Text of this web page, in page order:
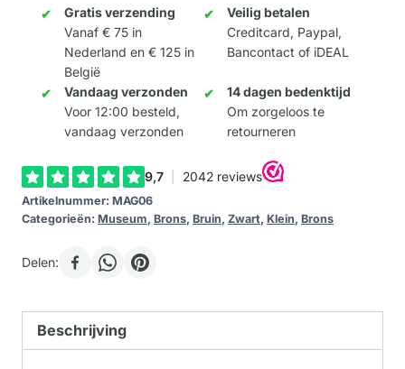
Folie
Grandeurs”
aantal
Gratis verzending
Vanaf € 75 in
Nederland en € 125 in
België
Veilig betalen
Creditcard, Paypal,
Bancontact of iDEAL
Vandaag verzonden
Voor 12:00 besteld,
vandaag verzonden
14 dagen bedenktijd
Om zorgeloos te
retourneren
Artikelnummer: MAG06
Categorieën: Museum, Brons, Bruin, Zwart, Klein, Brons
Delen:
Beschrijving